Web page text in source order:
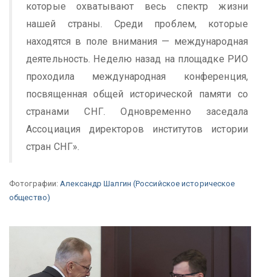
которые охватывают весь спектр жизни
нашей страны. Среди проблем, которые
находятся в поле внимания — международная
деятельность. Неделю назад на площадке РИО
проходила международная конференция,
посвященная общей исторической памяти со
странами СНГ. Одновременно заседала
Ассоциация директоров институтов истории
стран СНГ».
Фотографии: Александр Шалгин (Российское историческое
общество)